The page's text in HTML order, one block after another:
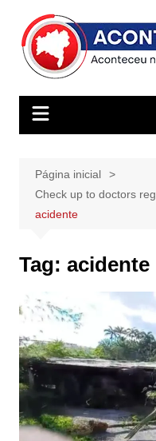
para
conteúdo
Página inicial
Check up to doctors
acidente
Tag: acidente